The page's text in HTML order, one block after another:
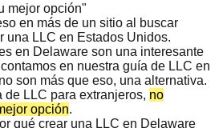
mejor opción"
en más de un sitio al buscar
una LLC en Estados Unidos.
en Delaware son una interesante
en nuestra guía de LLC en
son más que eso, una alternativa.
de LLC para extranjeros, no
opción.
qué crear una LLC en Delaware